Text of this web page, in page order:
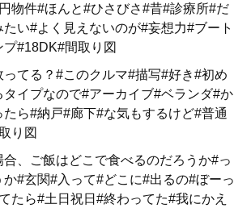
物件#ほんと#ひさびさ#昔#診療所#だ
たい#よく見えないのが#妄想力#ブート
プ#18DK#間取り図
てる？#このクルマ#描写#好き#初め
タイプなので#アーカイブ#ベランダ#か
たら#納戸#廊下#な気もするけど#普通
り図
合、ご飯はどこで食べるのだろうか#っ
か#玄関#入って#どこに#出るの#ぼーっ
たら#土日祝日#終わってた#我にかえ